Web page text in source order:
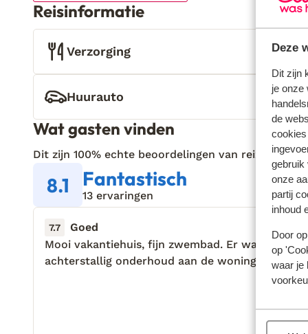
Deze
Dit zijn
je onze
de
gebruik
onze
partij
inhoud
Door
op
waar je
Reisinformatie
Verzorging
Huurauto
Wat gasten vinden
Dit zijn 100% echte beoordelingen van reizigers
8.1 Fantastisch
13 ervaringen
7.7 Goed
Mooi vakantiehuis, fijn zwembad. Er was wel wat
achterstallig onderhoud aan de woning.
Mooi vakantiehuis, fijn zwembad. Er was wel wat
achterstallig onderhoud aan de woning.